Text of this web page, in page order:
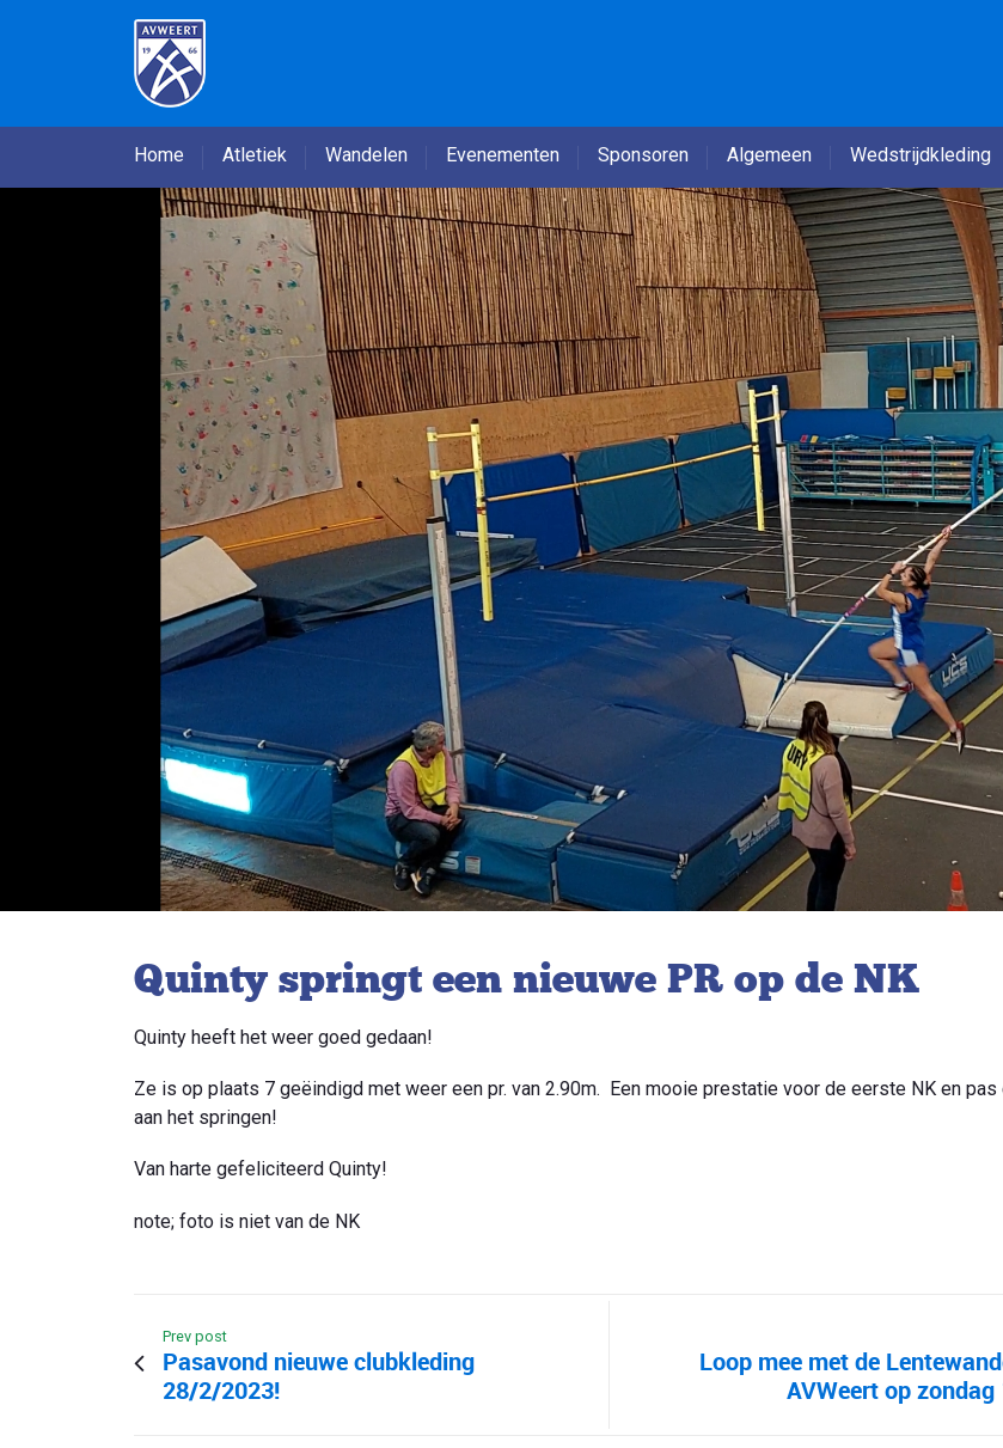
Home Atletiek Wandelen Evenementen Sponsoren Algemeen Wedstrijdkleding
Quinty springt een nieuwe PR op de NK
Quinty heeft het weer goed gedaan!
Ze is op plaats 7 geëindigd met weer een pr. van 2.90m. Een mooie prestatie voor de eerste NK en pas
aan het springen!
Van harte gefeliciteerd Quinty!
note; foto is niet van de NK
Prev post
Pasavond nieuwe clubkleding
28/2/2023!
Loop mee met de
AVWeert op